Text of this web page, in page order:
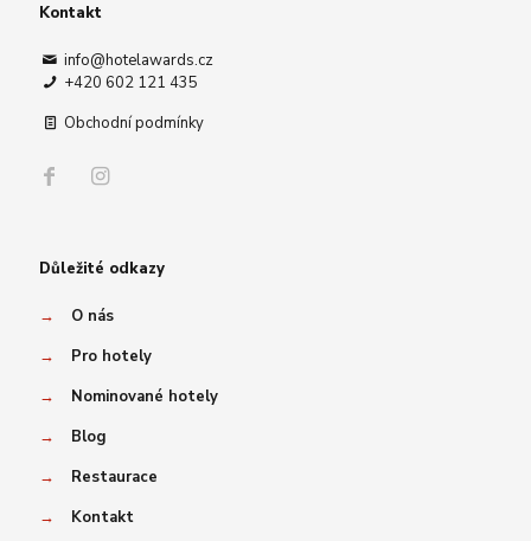
Kontakt
info@hotelawards.cz
+420 602 121 435
Obchodní podmínky
Důležité odkazy
→
O nás
→
Pro hotely
→
Nominované hotely
→
Blog
→
Restaurace
→
Kontakt